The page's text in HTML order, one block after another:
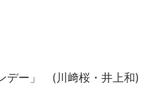
デー」 (川﨑桜・井上和)